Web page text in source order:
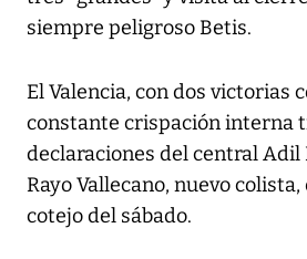
siempre peligroso Betis.
El Valencia, con dos victorias
constante crispación interna
declaraciones del central Adil
Rayo Vallecano, nuevo
cotejo del sábado.